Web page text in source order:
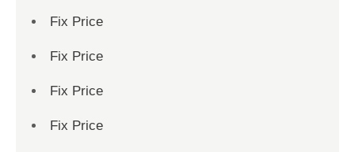
Fix Price
Fix Price
Fix Price
Fix Price